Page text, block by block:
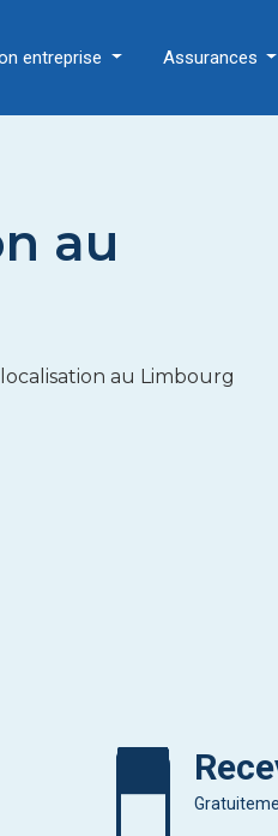
entreprise Assurances
au
au Limbourg